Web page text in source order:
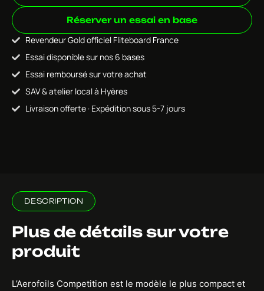
Réserver un essai en base
Revendeur Gold officiel Fliteboard France
Essai disponible sur nos 6 bases
Essai remboursé sur votre achat
SAV & atelier local à Hyères
Livraison offerte · Expédition sous 5-7 jours
DESCRIPTION
Plus de détails sur votre
produit
L’Aerofoils Competition est le modèle le plus compact et